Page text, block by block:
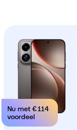
Nu met € 114
voordeel